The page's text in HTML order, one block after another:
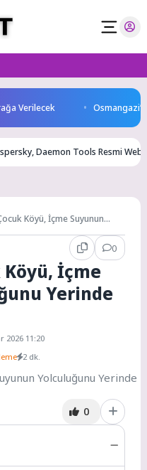
Verilecek Osmangazi’de
Daemon Tools Resmi Web
Köyü, İçme Suyunun
0
İçme
Yerinde
2026 11:20
2 dk.
0